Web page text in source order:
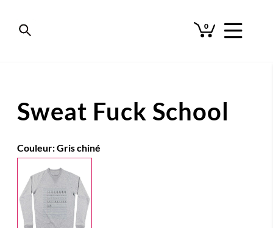
0
Sweat Fuck School
Couleur:Gris chiné